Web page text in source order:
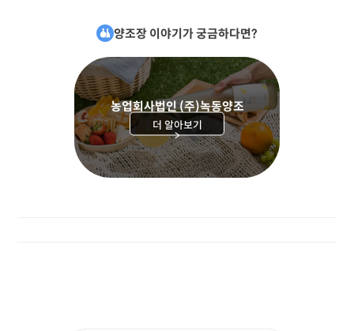
양조장 이야기가 궁금하다면?
농업회사법인 (주)녹동양조
더 알아보기
>